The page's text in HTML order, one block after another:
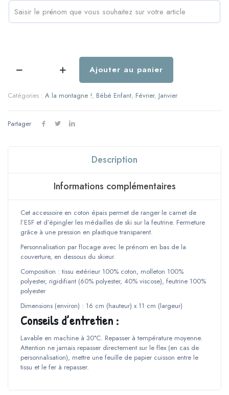
quantité
Livret
médailles
ski
Ajouter au panier
Catégories : A la montagne !, Bébé Enfant, Février, Janvier
Partager
Description
Informations complémentaires
Cet accessoire en coton épais permet de ranger le carnet de
l’ESF et d’épingler les médailles de ski sur la feutrine. Fermeture
grâce à une pression en plastique transparent.
Personnalisation par flocage avec le prénom en bas de la
couverture, en dessous du skieur.
Composition : tissu extérieur 100% coton, molleton 100%
polyester, rigidifiant (60% polyester, 40% viscose), feutrine 100%
polyester
Dimensions (environ) : 16 cm (hauteur) x 11 cm (largeur)
Conseils d’entretien :
Lavable en machine à 30°C. Repasser à température moyenne.
Attention ne jamais repasser directement sur le flex (en cas de
personnalisation), mettre une feuille de papier cuisson entre le
tissu et le fer à repasser.